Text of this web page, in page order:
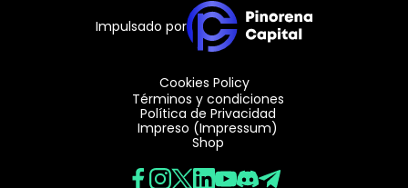
Impulsado por
Cookies Policy
Términos y condiciones
Política de Privacidad
Impreso (Impressum)
Shop